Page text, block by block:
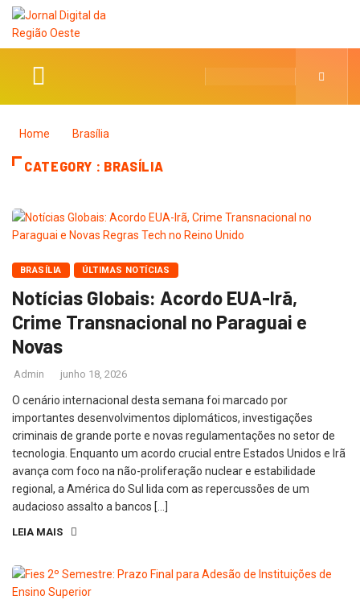
Home Brasília
CATEGORY : BRASÍLIA
BRASÍLIA ÚLTIMAS NOTÍCIAS
Notícias Globais: Acordo EUA-Irã,
Crime Transnacional no Paraguai e
Novas
Admin junho 18, 2026
O cenário internacional desta semana foi marcado por
importantes desenvolvimentos diplomáticos, investigações
criminais de grande porte e novas regulamentações no setor de
tecnologia. Enquanto um acordo crucial entre Estados Unidos e Irã
avança com foco na não-proliferação nuclear e estabilidade
regional, a América do Sul lida com as repercussões de um
audacioso assalto a bancos […]
LEIA MAIS